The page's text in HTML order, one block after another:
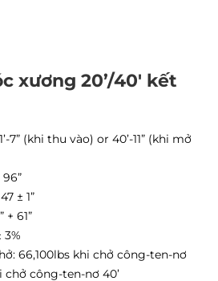
xương 20’/40′ kết
7” (khi thu vào) or 40’-11” (khi mở
± 1”
61”
3%
66,100lbs khi chở công-ten-nơ
chở công-ten-nơ 40’